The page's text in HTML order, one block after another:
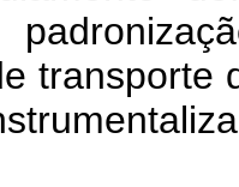
transporte